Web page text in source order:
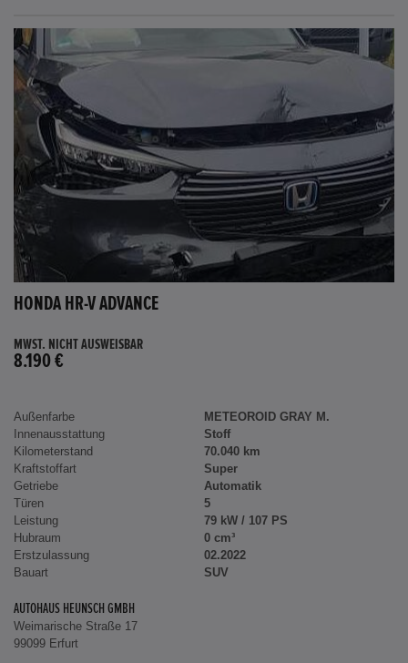
HONDA HR-V ADVANCE
MWST. NICHT AUSWEISBAR
8.190 €
Außenfarbe
METEOROID GRAY M.
Innenausstattung
Stoff
Kilometerstand
70.040 km
Kraftstoffart
Super
Getriebe
Automatik
Türen
5
Leistung
79 kW / 107 PS
Hubraum
0 cm³
Erstzulassung
02.2022
Bauart
SUV
AUTOHAUS HEUNSCH GMBH
Weimarische Straße 17
99099 Erfurt